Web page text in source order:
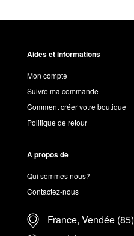
Aides et informations
Mon compte
Suivre ma commande
Comment créer votre boutique
Politique de retour
À propos de
Qui sommes nous?
Contactez-nous
France, Vendée (85)